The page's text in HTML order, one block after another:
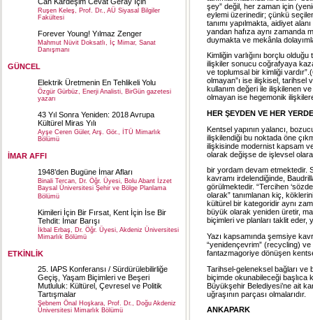
Ruşen Keleş, Prof. Dr., AÜ Siyasal Bilgiler
Fakültesi
Forever Young! Yılmaz Zenger
Mahmut Nüvit Doksatlı, İç Mimar, Sanat
Danışmanı
GÜNCEL
Elektrik Üretmenin En Tehlikeli Yolu
Özgür Gürbüz, Enerji Analisti, BirGün gazetesi
yazarı
43 Yıl Sonra Yeniden: 2018 Avrupa
Kültürel Miras Yılı
Ayşe Ceren Güler, Arş. Gör., İTÜ Mimarlık
Bölümü
İMAR AFFI
1948’den Bugüne İmar Afları
Binali Tercan, Dr. Öğr. Üyesi, Bolu Abant İzzet
Baysal Üniversitesi Şehir ve Bölge Planlama
Bölümü
Kimileri İçin Bir Fırsat, Kent İçin İse Bir
Tehdit: İmar Barışı
İkbal Erbaş, Dr. Öğr. Üyesi, Akdeniz Üniversitesi
Mimarlık Bölümü
ETKİNLİK
25. IAPS Konferansı / Sürdürülebilirliğe
Geçiş, Yaşam Biçimleri ve Beşeri
Mutluluk: Kültürel, Çevresel ve Politik
Tartışmalar
Şebnem Önal Hoşkara, Prof. Dr., Doğu Akdeniz
Üniversitesi Mimarlık Bölümü
şey” değil, her zaman için
eylemi üzerinedir; çünkü
tanımı yapılmakta, aidiyet
yandan hafıza aynı zamanda
duymakta ve mekânla
Kimliğin varlığını borçlu
ilişkiler sonucu coğrafyaya
ve toplumsal bir kimliği
olmayan”ı ise ilişkisel, tarihsel
kullanım değeri ile ilişkilenen
olmayan ise hegemonik
HER ŞEYDEN VE HER
Kentsel yapının yalancı,
ilişkilendiği bu noktada öne
ilişkisinde modernist kapsam
olarak değişse de işlevsel
bir yordam devam etmektedir.
kavramı irdelendiğinde,
görülmektedir. “Tercihen
olarak” tanımlanan kiç,
kültürel bir kategoridir aynı
büyük olarak yeniden üretir,
biçimleri ve planları taklit eder,
Yazı kapsamında şemsiye
“yenidençevrim” (recycling) ve
fantazmagoriye dönüşen
Tarihsel-geleneksel bağları
biçimde okunabileceği başlıca
Büyükşehir Belediyesi’ne ait
uğraşının parçası olmalarıdır.
ANKAPARK